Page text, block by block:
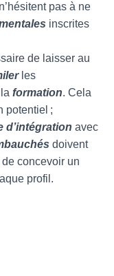
n’hésitent pas à ne
inscrites
de laisser au
les
formation. Cela
potentiel ;
d’intégration avec
doivent
concevoir un
profil.